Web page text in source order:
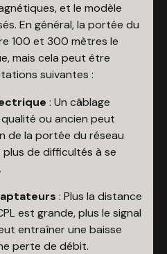
et le modèle
En général, la portée du
100 et 300 mètres le
mais cela peut être
suivantes :
: Un câblage
ou ancien peut
de la portée du réseau
plus de difficultés à se
: Plus la distance
est grande, plus le signal
entraîner une baisse
perte de débit.